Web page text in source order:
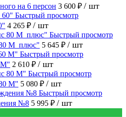
на 6 персон 3 600 ₽ / шт
Быстрый просмотр
4 265 ₽ / шт
Быстрый просмотр
М_плюс" 5 645 ₽ / шт
Быстрый просмотр
М" 2 610 ₽ / шт
Быстрый просмотр
М" 5 080 ₽ / шт
Быстрый просмотр
№8 5 995 ₽ / шт